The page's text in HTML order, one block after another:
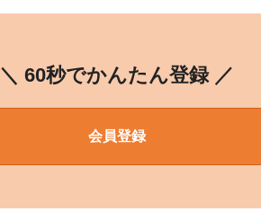
＼ 60秒でかんたん登録 ／
会員登録